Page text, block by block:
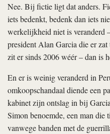
Nee. Bij fictie ligt dat anders.
iets bedenkt, bedenk dan iets
werkelijkheid niet is veranderd
president Alan Garcia die er
zit er sinds 2006 wéér – dan is
En er is weinig veranderd in
omkoopschandaal diende een
kabinet zijn ontslag in bij
Simon benoemde, een man die
vanwege banden met de